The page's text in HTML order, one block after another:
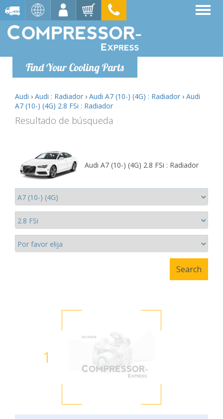
Find Your Cooling Parts
Audi › Audi : Radiador › Audi A7 (10-) (4G) : Radiador › Audi
A7 (10-) (4G) 2.8 FSi : Radiador
Resultado de búsqueda
Audi A7 (10-) (4G) 2.8 FSi : Radiador
1